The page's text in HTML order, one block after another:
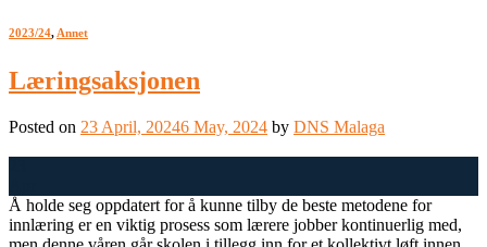
2023/24, Annet
Læringsaksjonen
Posted on 23 April, 20246 May, 2024 by DNS Malaga
Å holde seg oppdatert for å kunne tilby de beste metodene for
innlæring er en viktig prosess som lærere jobber kontinuerlig med,